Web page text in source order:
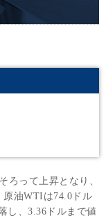
ろって上昇となり、
原油WTIは74.0ドル
し、3.36ドルまで値